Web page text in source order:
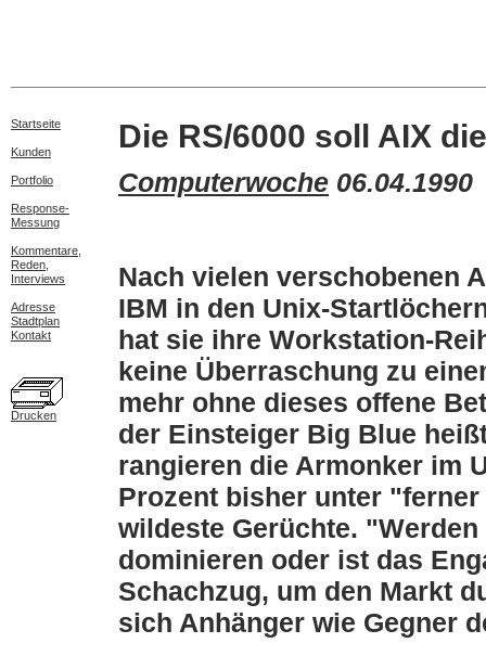
Startseite
Kunden
Portfolio
Response-
Messung
Kommentare,
Reden,
Interviews
Adresse
Stadtplan
Kontakt
Drucken
Die RS/6000 soll AIX
Computerwoche 06.04.1990
Nach vielen verschobenen
IBM in den Unix-
hat sie ihre Workstation-
keine Überraschung zu
mehr ohne dieses offene
der Einsteiger Big Blue
rangieren die Armonker im
Prozent bisher unter
wildeste Gerüchte.
dominieren oder ist das
Schachzug, um den Markt
sich Anhänger wie Gegner